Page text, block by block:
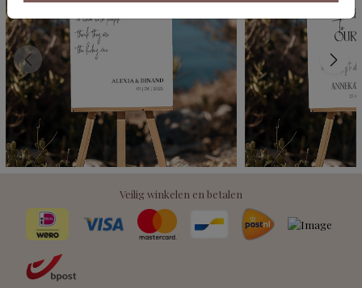
Veilig winkelen en betalen